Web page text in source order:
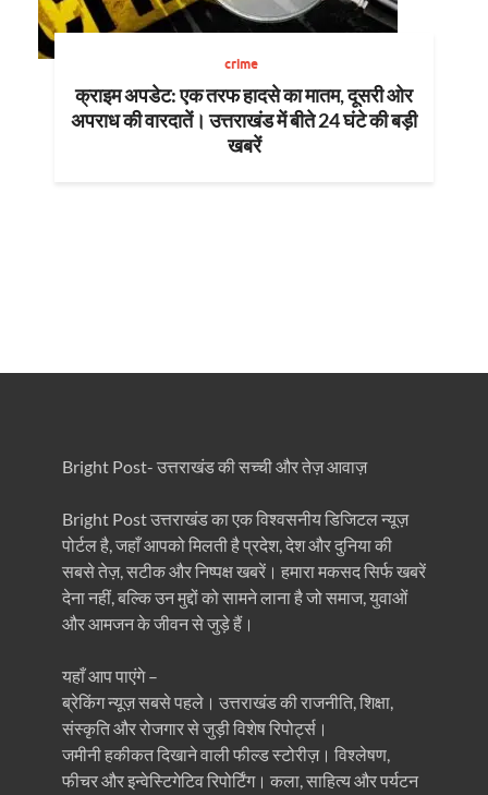
crime
क्राइम अपडेट: एक तरफ हादसे का मातम, दूसरी ओर
अपराध की वारदातें। उत्तराखंड में बीते 24 घंटे की बड़ी
खबरें
Bright Post- उत्तराखंड की सच्ची और तेज़ आवाज़
Bright Post उत्तराखंड का एक विश्वसनीय डिजिटल न्यूज़
पोर्टल है, जहाँ आपको मिलती है प्रदेश, देश और दुनिया की
सबसे तेज़, सटीक और निष्पक्ष खबरें। हमारा मकसद सिर्फ खबरें
देना नहीं, बल्कि उन मुद्दों को सामने लाना है जो समाज, युवाओं
और आमजन के जीवन से जुड़े हैं।
यहाँ आप पाएंगे –
ब्रेकिंग न्यूज़ सबसे पहले। उत्तराखंड की राजनीति, शिक्षा,
संस्कृति और रोजगार से जुड़ी विशेष रिपोर्ट्स।
जमीनी हकीकत दिखाने वाली फील्ड स्टोरीज़। विश्लेषण,
फीचर और इन्वेस्टिगेटिव रिपोर्टिंग। कला, साहित्य और पर्यटन